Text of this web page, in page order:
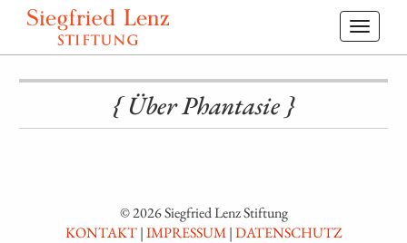
{ Über Phantasie }
© 2026 Siegfried Lenz Stiftung
KONTAKT|IMPRESSUM|DATENSCHUTZ